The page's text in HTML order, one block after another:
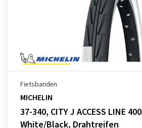
Fietsbanden
MICHELIN
37-340, CITY J ACCESS LINE
White/Black, Drahtreifen